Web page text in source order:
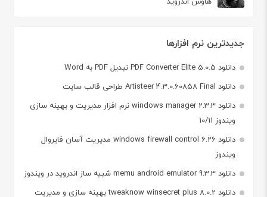
جدیدترین نرم افزارها
دانلود PDF Converter Elite 5.0.5 تبدیل PDF به Word
دانلود Artisteer 4.3.0.60858 Final طراحی قالب سایت
دانلود windows manager 2.3.3 نرم افزار مدیریت و بهینه سازی
ویندوز 10/11
دانلود windows firewall control 6.26 مدیریت آسان فایروال
ویندوز
دانلود memu android emulator 9.3.3 شبیه ساز اندروید در ویندوز
دانلود tweaknow winsecret plus 8.0.2 بهینه سازی و مدیریت